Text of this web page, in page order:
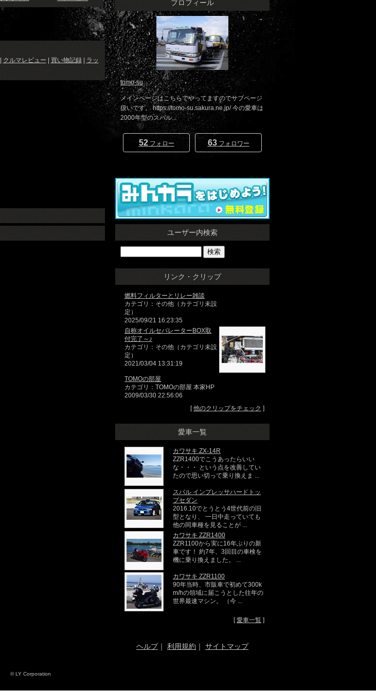
クルマレビュー 買い物記録|
ラッ
プロフィール
tomo-su
メインページはこちらでやってますのでサブページ
扱いです。 https://tomo-su.sakura.ne.jp/ 今の愛車は
2000年型のスバル...
52フォロー 63フォロワー
ユーザー内検索
リンク・クリップ
燃料フィルターとリレー雑談
カテゴリ：その他（カテゴリ未設
定）
2025/09/21 16:23:35
自称オイルセパレーターBOX取
付完了～♪
カテゴリ：その他（カテゴリ未設
定）
2021/03/04 13:31:19
TOMOの部屋
カテゴリ：TOMOの部屋 本家HP
2009/03/30 22:56:06
[他のクリップをチェック ]
愛車一覧
カワサキ ZX-14R
ZZR1400でこうあったらいい
な・・・ という点を改善してい
たので思い切って乗り換えま ...
スバル インプレッサハードトッ
プセダン
2016.10でとうとう4世代前の旧
型となり、 一日中走っていても
他の同車種を見ることが ...
カワサキ ZZR1400
ZZR1100から実に16年ぶりの新
車です！ 約7年、3回目の車検を
機に乗り換えました。 ...
カワサキ ZZR1100
90年当時、市販車で初めて300k
m/hの領域に届こうとした往年の
世界最速マシン。 （今 ...
[愛車一覧 ]
ヘルプ｜ 利用規約 ｜ サイトマップ
© LY Corporation